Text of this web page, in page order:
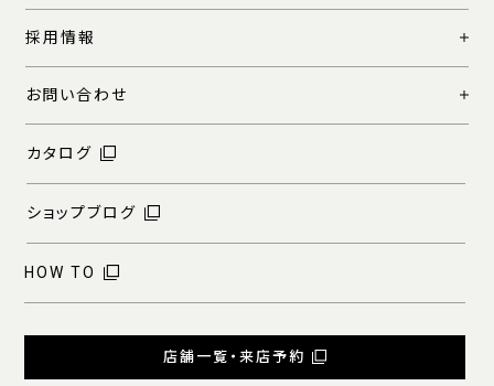
採用情報
お問い合わせ
カタログ
ショップブログ
HOW TO
店舗一覧・来店予約